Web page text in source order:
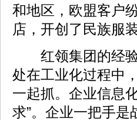
和地区，欧盟客户
店，开创了民族服
红领集团的经验
处在工业化过程中
一起抓。企业信息
求”。企业一把手